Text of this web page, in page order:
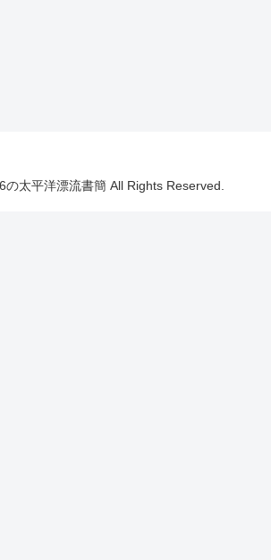
太平洋漂流書簡 All Rights Reserved.